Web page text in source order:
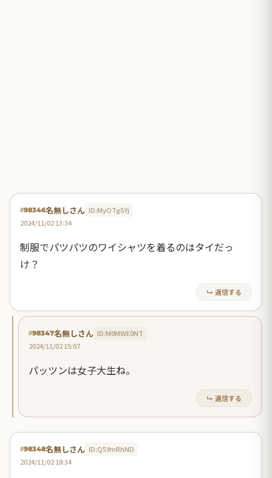
#98346名無しさん ID:MyOTg5Yj
2024/11/02 13:34
制服でパツパツのワイシャツを着るのはタイだっ
け？
↳ 返信する
#98347名無しさん ID:M0MWE0NT
2024/11/02 15:07
パッツンは女子大生ね。
↳ 返信する
#98348名無しさん ID:Q5YmRhND
2024/11/02 18:34